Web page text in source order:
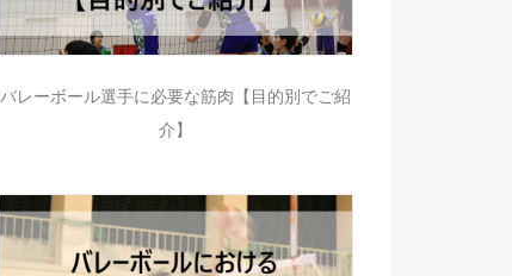
バレーボール選手に必要な筋肉【目的別でご紹
介】